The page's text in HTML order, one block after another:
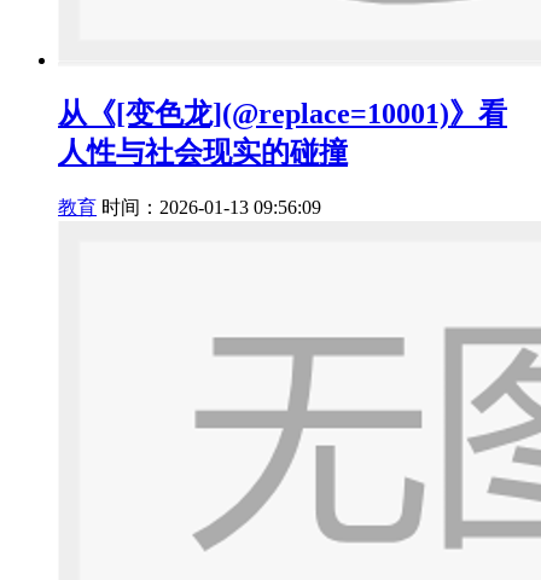
从《[变色龙](@replace=10001)》看
人性与社会现实的碰撞
教育 时间：2026-01-13 09:56:09